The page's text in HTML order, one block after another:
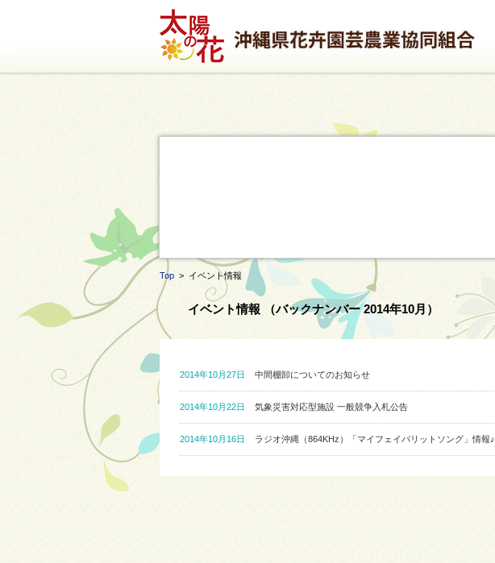
Top > イベント情報
イベント情報 （バックナンバー 2014年10月）
2014年10月27日 中間棚卸についてのお知らせ
2014年10月22日 気象災害対応型施設 一般競争入札公告
2014年10月16日 ラジオ沖縄（864KHz）「マイフェイバリットソング」情報♪